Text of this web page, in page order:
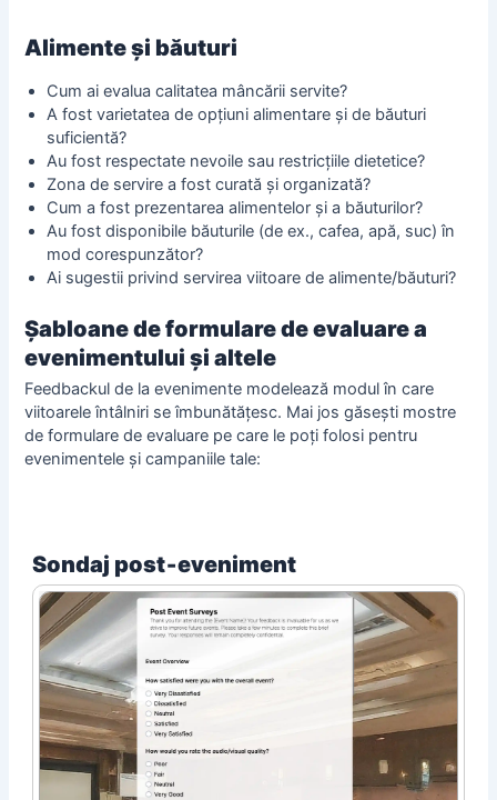
Alimente și băuturi
Cum ai evalua calitatea mâncării servite?
A fost varietatea de opțiuni alimentare și de băuturi
suficientă?
Au fost respectate nevoile sau restricțiile dietetice?
Zona de servire a fost curată și organizată?
Cum a fost prezentarea alimentelor și a băuturilor?
Au fost disponibile băuturile (de ex., cafea, apă, suc) în
mod corespunzător?
Ai sugestii privind servirea viitoare de alimente/băuturi?
Șabloane de formulare de evaluare a
evenimentului și altele
Feedbackul de la evenimente modelează modul în care
viitoarele întâlniri se îmbunătățesc. Mai jos găsești mostre
de formulare de evaluare pe care le poți folosi pentru
evenimentele și campaniile tale:
Sondaj post‑eveniment